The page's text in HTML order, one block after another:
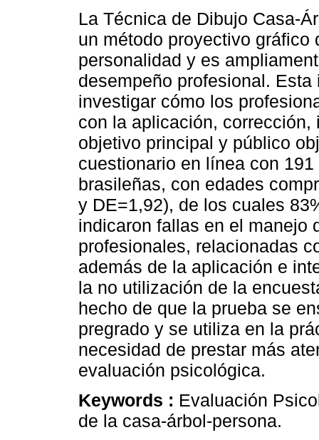
La Técnica de Dibujo Casa-
un método proyectivo
personalidad y es
desempeño profesional.
investigar cómo los
con la aplicación,
objetivo principal y público
cuestionario en línea con
brasileñas, con edades
y DE=1,92), de los cuales
indicaron fallas en el manejo
profesionales, relacionadas
además de la aplicación e
la no utilización de la
hecho de que la prueba se
pregrado y se utiliza en la
necesidad de prestar más
evaluación psicológica.
Keywords : Evaluación
de la casa-árbol-persona.